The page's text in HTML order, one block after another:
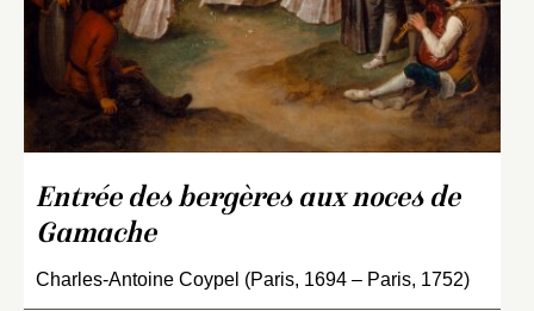
Entrée des bergères aux noces de
Gamache
Charles-Antoine Coypel (Paris, 1694 – Paris, 1752)